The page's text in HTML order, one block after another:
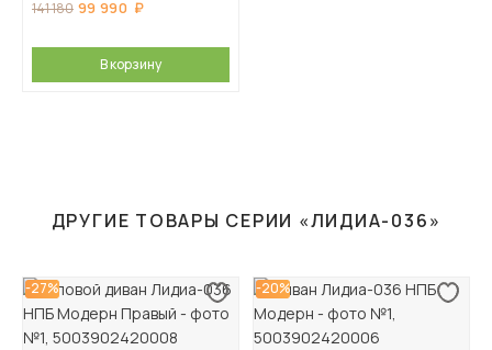
141 180 99 990
В корзину
ДРУГИЕ ТОВАРЫ СЕРИИ «ЛИДИА-036»
-27% -20%